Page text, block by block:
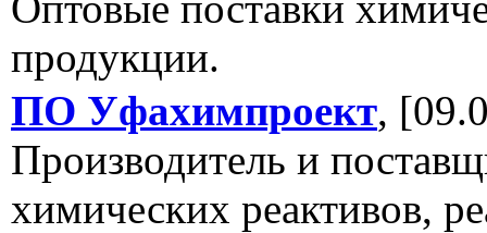
продукции.
ПО Уфахимпроект,
Производитель и
химических реактивов,